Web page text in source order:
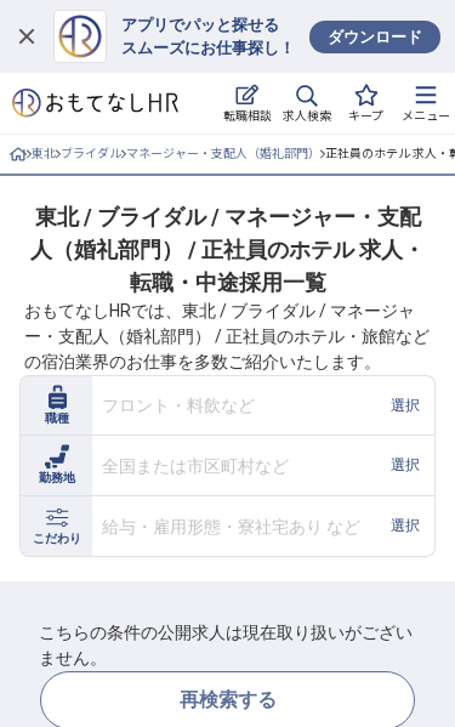
アプリでパッと探せる
スムーズにお仕事探し！
ダウンロード
転職相談 求人検索 キープ メニュー
ログイン
求人・施設を探す
就職・転職 合同説明会
おもてなしHRについて
ご利用の流れ
よくある質問
ホテル・宿泊業界情報コラム
採用をお考えの企業様へ
東北 ブライダル マネージャー・支配人（婚礼部門） 正社員のホテル 求人・
東北 / ブライダル / マネージャー・支配
人（婚礼部門） / 正社員のホテル 求人・
転職・中途採用一覧
おもてなしHRでは、東北 / ブライダル / マネージャ
ー・支配人（婚礼部門） / 正社員のホテル・旅館など
の宿泊業界のお仕事を多数ご紹介いたします。
職種
フロント・料飲など 選択
勤務地
全国または市区町村など 選択
こだわり
給与・雇用形態・寮社宅あり など 選択
こちらの条件の公開求人は現在取り扱いがござい
ません。
再検索する